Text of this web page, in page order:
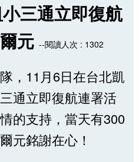
三通立即復航
元 --閱讀人次 : 1302
，11月6日在台北凱
通立即復航連署活
的支持，當天有300
元銘謝在心！